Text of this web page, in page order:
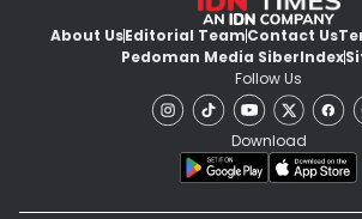
About UsEditorial TeamContact Us
Pedoman Media SiberIndex
Follow Us
Download